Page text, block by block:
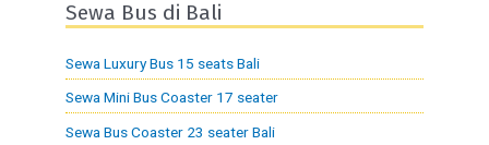
Sewa Bus di Bali
Sewa Luxury Bus 15 seats Bali
Sewa Mini Bus Coaster 17 seater
Sewa Bus Coaster 23 seater Bali